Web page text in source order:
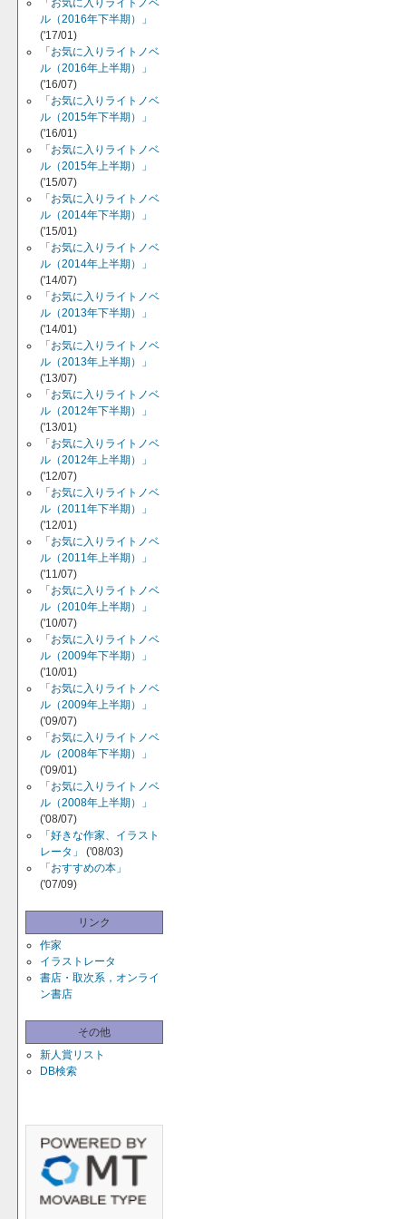
「お気に入りライトノベ
ル（2016年下半期）」
('17/01)
「お気に入りライトノベ
ル（2016年上半期）」
('16/07)
「お気に入りライトノベ
ル（2015年下半期）」
('16/01)
「お気に入りライトノベ
ル（2015年上半期）」
('15/07)
「お気に入りライトノベ
ル（2014年下半期）」
('15/01)
「お気に入りライトノベ
ル（2014年上半期）」
('14/07)
「お気に入りライトノベ
ル（2013年下半期）」
('14/01)
「お気に入りライトノベ
ル（2013年上半期）」
('13/07)
「お気に入りライトノベ
ル（2012年下半期）」
('13/01)
「お気に入りライトノベ
ル（2012年上半期）」
('12/07)
「お気に入りライトノベ
ル（2011年下半期）」
('12/01)
「お気に入りライトノベ
ル（2011年上半期）」
('11/07)
「お気に入りライトノベ
ル（2010年上半期）」
('10/07)
「お気に入りライトノベ
ル（2009年下半期）」
('10/01)
「お気に入りライトノベ
ル（2009年上半期）」
('09/07)
「お気に入りライトノベ
ル（2008年下半期）」
('09/01)
「お気に入りライトノベ
ル（2008年上半期）」
('08/07)
「好きな作家、イラスト
レータ」
('08/03)
「おすすめの本」
('07/09)
リンク
作家
イラストレータ
書店・取次系，オンライ
ン書店
その他
新人賞リスト
DB検索